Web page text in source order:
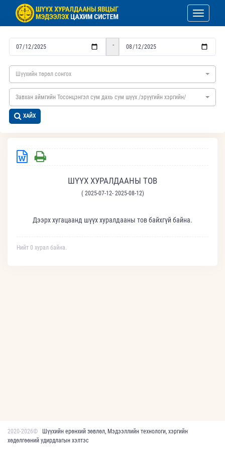
Toggle
-
Шүүхийн төрөл сонгох
Завхан аймгийн Тосонцэнгэл сум дахь сум шүүх /эрүүгийн хэргийн/
ХАЙХ
ШҮҮХ ХУРАЛДААНЫ ТОВ
( 2025-07-12- 2025-08-12)
Дээрх хугацаанд шүүх хуралдааны тов байхгүй байна.
Нийт 0 хурал байна.
2020-2026©
Шүүхийн ерөнхий зөвлөл, Мэдээллийн технологи, хэргийн
хөдөлгөөний удирдлагын хэлтэс